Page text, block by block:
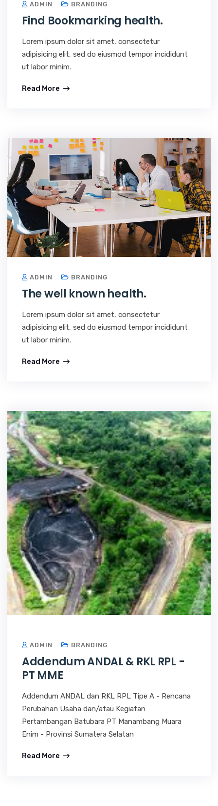
ADMIN BRANDING
Find Bookmarking health.
Lorem ipsum dolor sit amet, consectetur
adipisicing elit, sed do eiusmod tempor incididunt
ut labor minim.
Read More
ADMIN BRANDING
The well known health.
Lorem ipsum dolor sit amet, consectetur
adipisicing elit, sed do eiusmod tempor incididunt
ut labor minim.
Read More
ADMIN BRANDING
Addendum ANDAL & RKL RPL -
PT MME
Addendum ANDAL dan RKL RPL Tipe A - Rencana
Perubahan Usaha dan/atau Kegiatan
Pertambangan Batubara PT Manambang Muara
Enim - Provinsi Sumatera Selatan
Read More